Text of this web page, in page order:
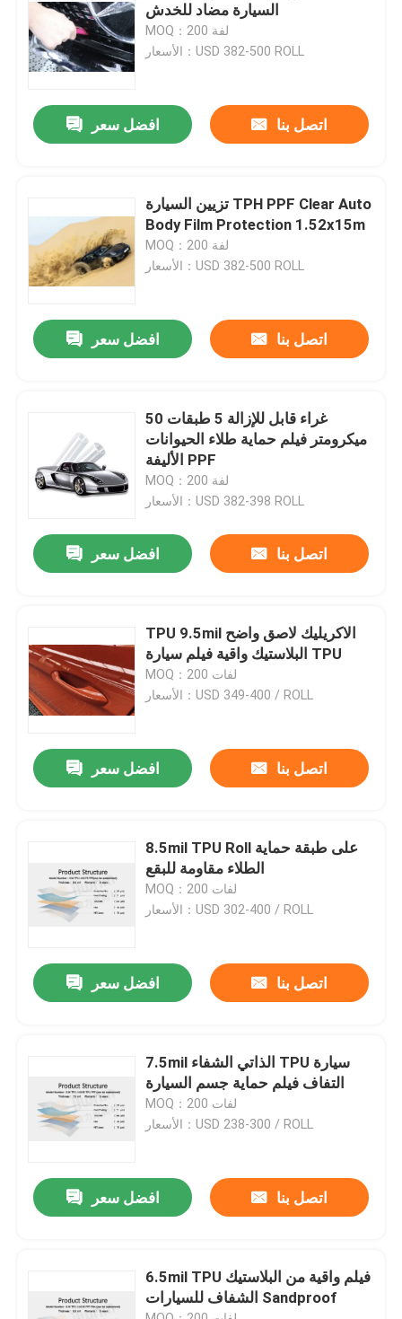
إتصال
المنتجات
فيلم TPU سيارة
فيلم تظليل النافذة
فيلم حماية PPF
السيارة مضاد للخدش
MOQ：200 لفة
الأسعار：USD 382-500 ROLL
افضل سعر اتصل بنا
تزيين السيارة TPH PPF Clear Auto
Body Film Protection 1.52x15m
MOQ：200 لفة
الأسعار：USD 382-500 ROLL
افضل سعر اتصل بنا
غراء قابل للإزالة 5 طبقات 50
ميكرومتر فيلم حماية طلاء الحيوانات
الأليفة PPF
MOQ：200 لفة
الأسعار：USD 382-398 ROLL
افضل سعر اتصل بنا
TPU 9.5mil الاكريليك لاصق واضح
البلاستيك واقية فيلم سيارة TPU
MOQ：200 لفات
الأسعار：USD 349-400 / ROLL
افضل سعر اتصل بنا
8.5mil TPU Roll على طبقة حماية
الطلاء مقاومة للبقع
MOQ：200 لفات
الأسعار：USD 302-400 / ROLL
افضل سعر اتصل بنا
7.5mil الذاتي الشفاء TPU سيارة
التفاف فيلم حماية جسم السيارة
MOQ：200 لفات
الأسعار：USD 238-300 / ROLL
افضل سعر اتصل بنا
6.5mil TPU فيلم واقية من البلاستيك
الشفاف للسيارات Sandproof